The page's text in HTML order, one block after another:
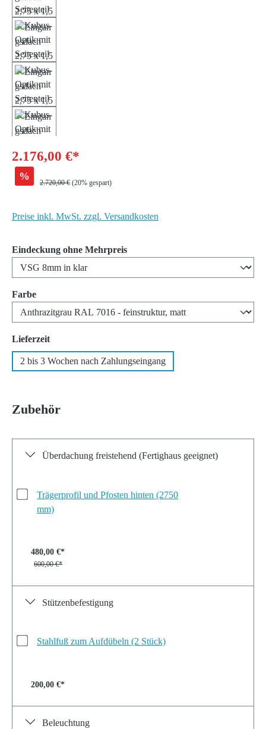
2.176,00 €*
% Regulärer Preis:
2.720,00 € (20% gespart)
Preise inkl. MwSt. zzgl. Versandkosten
Eindeckung ohne Mehrpreisauswählen
Farbeauswählen
Lieferzeitauswählen
2 bis 3 Wochen nach Zahlungseingang
Zubehör
Überdachung freistehend (Fertighaus geeignet)
Trägerprofil und Pfosten hinten (2750
mm)
480,00 €*
600,00 €*
Stützenbefestigung
Stahlfuß zum Aufdübeln (2 Stück)
200,00 €*
Beleuchtung